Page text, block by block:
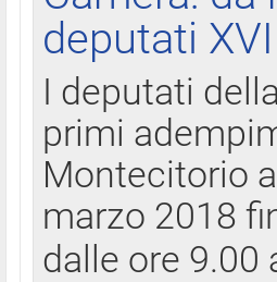
deputati
I deputati
primi
Montecitorio
marzo 2018
dalle ore 9.00